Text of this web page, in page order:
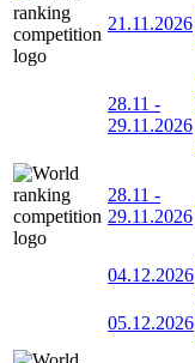
21.11.2026
28.11 -
29.11.2026
28.11 -
29.11.2026
04.12.2026
05.12.2026